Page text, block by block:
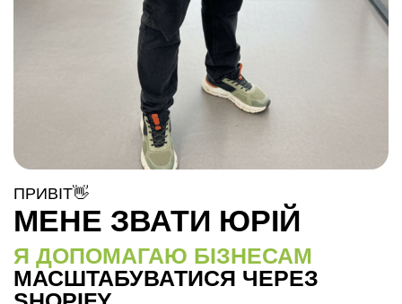
ПРИВІТ👋
МЕНЕ ЗВАТИ ЮРІЙ
Я ДОПОМАГАЮ БІЗНЕСАМ
МАСШТАБУВАТИСЯ ЧЕРЕЗ